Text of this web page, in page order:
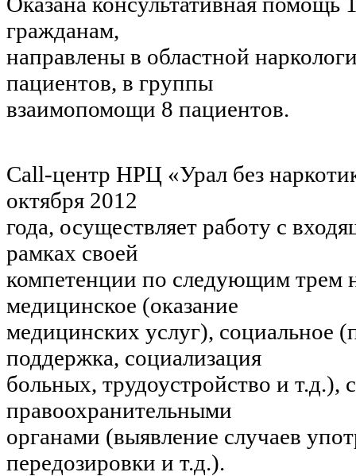
гражданам,
направлены в областной
пациентов, в группы
взаимопомощи 8 пациентов.
Call-центр НРЦ «Урал без
октября 2012
года, осуществляет работу с
рамках своей
компетенции по следующим трем
медицинское (оказание
медицинских услуг), социальное
поддержка, социализация
больных, трудоустройство и т.д.),
правоохранительными
органами (выявление случаев
передозировки и т.д.).